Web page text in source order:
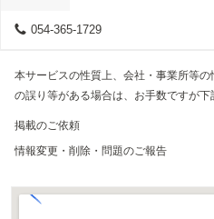
054-365-1729
本サービスの性質上、会社・事業所等
の誤り等がある場合は、お手数ですが下
掲載のご依頼
情報変更・削除・問題のご報告